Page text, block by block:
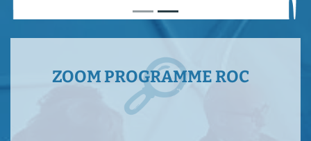
ZOOM PROGRAMME ROC